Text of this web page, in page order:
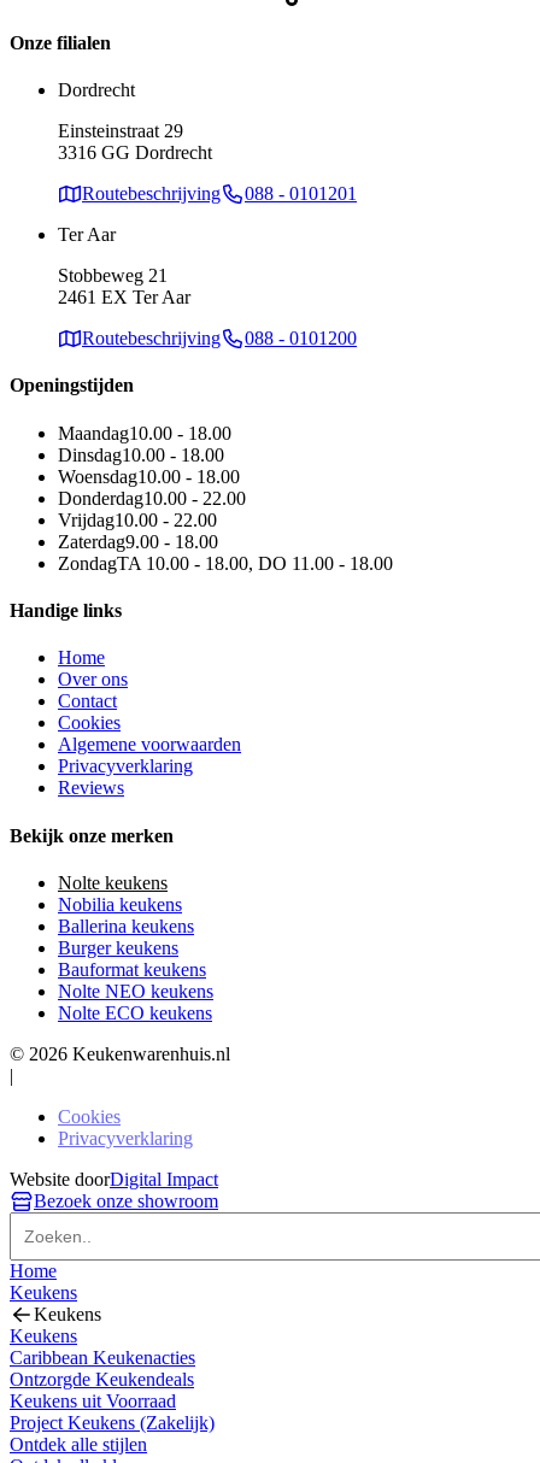
Onze filialen
Dordrecht
Einsteinstraat 29
3316 GG Dordrecht
Routebeschrijving
088 - 0101201
Ter Aar
Stobbeweg 21
2461 EX Ter Aar
Routebeschrijving
088 - 0101200
Openingstijden
Maandag10.00 - 18.00
Dinsdag10.00 - 18.00
Woensdag10.00 - 18.00
Donderdag10.00 - 22.00
Vrijdag10.00 - 22.00
Zaterdag9.00 - 18.00
ZondagTA 10.00 - 18.00, DO 11.00 - 18.00
Handige links
Home
Over ons
Contact
Cookies
Algemene voorwaarden
Privacyverklaring
Reviews
Bekijk onze merken
Nolte keukens
Nobilia keukens
Ballerina keukens
Burger keukens
Bauformat keukens
Nolte NEO keukens
Nolte ECO keukens
© 2026 Keukenwarenhuis.nl
|
Cookies
Privacyverklaring
Website doorDigital Impact
Bezoek onze showroom
Home
Keukens
Keukens
Keukens
Caribbean Keukenacties
Ontzorgde Keukendeals
Keukens uit Voorraad
Project Keukens (Zakelijk)
Ontdek alle stijlen